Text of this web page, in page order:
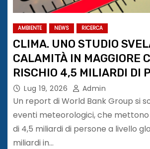
AMBIENTE NEWS RICERCA
CLIMA. UNO STUDIO
CALAMITÀ IN MAGGIORE
RISCHIO 4,5 MILIARDI DI
Lug 19, 2026 Admin
Un report di World Bank Group si
eventi meteorologici, che mettono
di 4,5 miliardi di persone a livello
miliardi in…